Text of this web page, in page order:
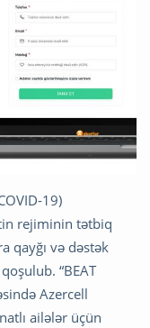
19)
rejiminin tətbiq
qayğı və dəstək
“BEAT
Azercell
ailələr üçün